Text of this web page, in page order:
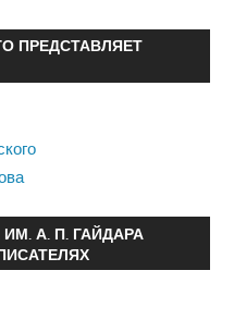
ПРЕДСТАВЛЯЕТ
А. П. ГАЙДАРА